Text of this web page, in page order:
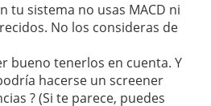
tu sistema no usas MACD ni
No los consideras de
bueno tenerlos en cuenta. Y
hacerse un screener
? (Si te parece, puedes